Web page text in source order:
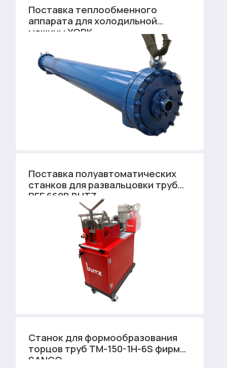
Поставка теплообменного
аппарата для холодильной
машины YORK
Поставка полуавтоматических
станков для развальцовки труб
PFE 660B BUTZ
Станок для формообразования
торцов труб TM-150-1H-6S фирмы
SANCO